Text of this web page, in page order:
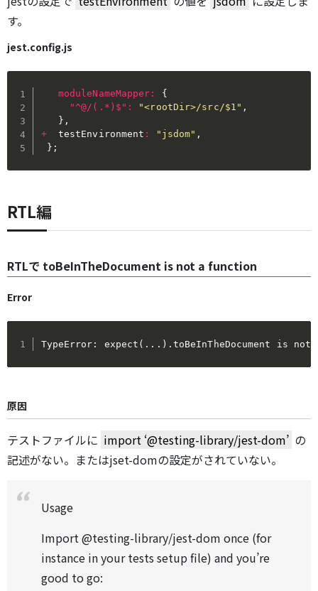
す。
jest.config.js
moduleNameMapper :
{
"^@/(.*)$" : "<rootDir>/src/$1" ,
} ,
+
  testEnvironment
: "jsdom" ,
} ;
RTL編
RTLで toBeInTheDocument is not a function
Error
TypeError: expect(...).toBeInTheDocument is
原因
テストファイルに import ‘@testing-library/jest-dom’ の
記述がない。またはjset-domの設定がされていない。
Usage
Import @testing-library/jest-dom once (for
instance in your tests setup file) and you’re
good to go: